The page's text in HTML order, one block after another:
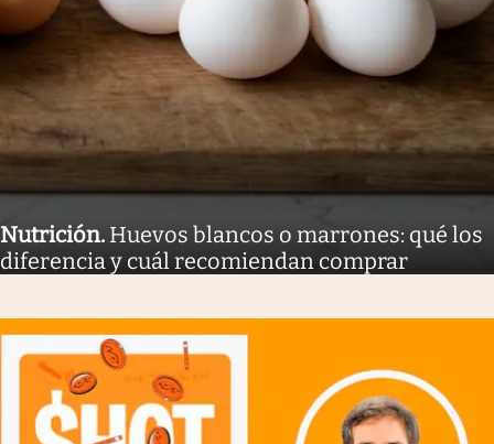
Nutrición. Huevos blancos o marrones: qué los
diferencia y cuál recomiendan comprar